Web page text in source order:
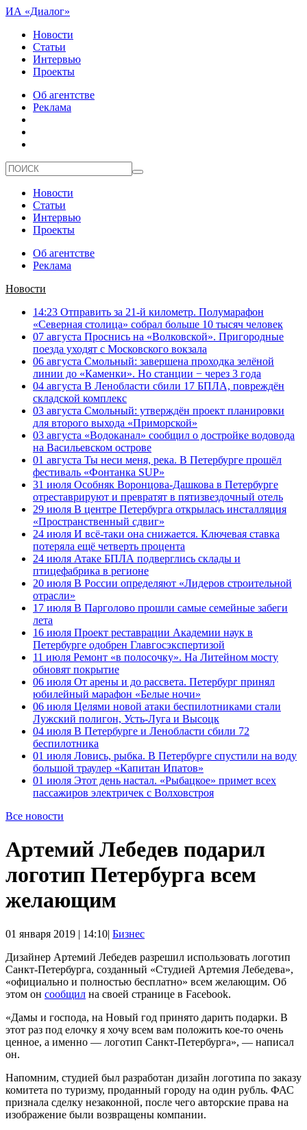
ИА «Диалог»
Новости
Статьи
Интервью
Проекты
Об агентстве
Реклама
Новости
Статьи
Интервью
Проекты
Об агентстве
Реклама
Новости
14:23 Отправить за 21-й километр. Полумарафон
«Северная столица» собрал больше 10 тысяч человек
07 августа Проснись на «Волковской». Пригородные
поезда уходят с Московского вокзала
06 августа Смольный: завершена проходка зелёной
линии до «Каменки». Но станции − через 3 года
04 августа В Ленобласти сбили 17 БПЛА, повреждён
складской комплекс
03 августа Смольный: утверждён проект планировки
для второго выхода «Приморской»
03 августа «Водоканал» сообщил о достройке водовода
на Васильевском острове
01 августа Ты неси меня, река. В Петербурге прошёл
фестиваль «Фонтанка SUP»
31 июля Особняк Воронцова-Дашкова в Петербурге
отреставрируют и превратят в пятизвездочный отель
29 июля В центре Петербурга открылась инсталляция
«Пространственный сдвиг»
24 июля И всё-таки она снижается. Ключевая ставка
потеряла ещё четверть процента
24 июля Атаке БПЛА подверглись склады и
птицефабрика в регионе
20 июля В России определяют «Лидеров строительной
отрасли»
17 июля В Парголово прошли самые семейные забеги
лета
16 июля Проект реставрации Академии наук в
Петербурге одобрен Главгосэкспертизой
11 июля Ремонт «в полосочку». На Литейном мосту
обновят покрытие
06 июля От арены и до рассвета. Петербург принял
юбилейный марафон «Белые ночи»
06 июля Целями новой атаки беспилотниками стали
Лужский полигон, Усть-Луга и Высоцк
04 июля В Петербурге и Ленобласти сбили 72
беспилотника
01 июля Ловись, рыбка. В Петербурге спустили на воду
большой траулер «Капитан Ипатов»
01 июля Этот день настал. «Рыбацкое» примет всех
пассажиров электричек с Волховстроя
Все новости
Артемий Лебедев подарил
логотип Петербурга всем
желающим
01 января 2019 | 14:10| Бизнес
Дизайнер Артемий Лебедев разрешил использовать логотип
Санкт-Петербурга, созданный «Студией Артемия Лебедева»,
«официально и полностью бесплатно» всем желающим. Об
этом он сообщил на своей странице в Facebook.
«Дамы и господа, на Новый год принято дарить подарки. В
этот раз под елочку я хочу всем вам положить кое-то очень
ценное, а именно — логотип Санкт-Петербурга», — написал
он.
Напомним, студией был разработан дизайн логотипа по заказу
комитета по туризму, проданный городу на один рубль. ФАС
признала сделку незаконной, после чего авторские права на
изображение были возвращены компании.